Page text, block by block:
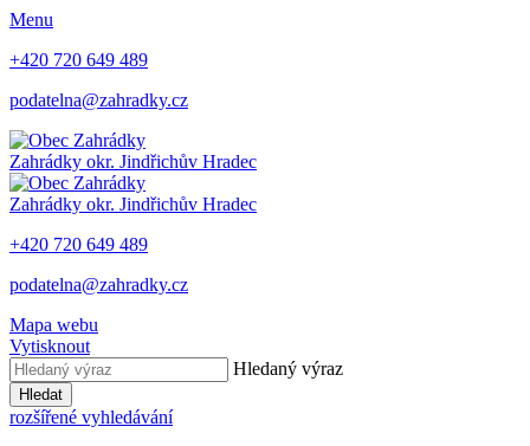
Menu
+420 720 649 489
podatelna@zahradky.cz
Zahrádky okr. Jindřichův Hradec
Zahrádky okr. Jindřichův Hradec
+420 720 649 489
podatelna@zahradky.cz
Mapa webu
Vytisknout
Hledaný výraz
Hledat
rozšířené vyhledávání